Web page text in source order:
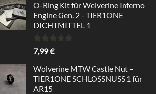
O-Ring Kit für Wolverine Inferno
Engine Gen. 2 - TIER1ONE
DICHTMITTEL 1
Bewertet
mit
von 5
7,99€
Wolverine MTW Castle Nut –
TIER1ONE SCHLOSSNUSS 1 für
AR15